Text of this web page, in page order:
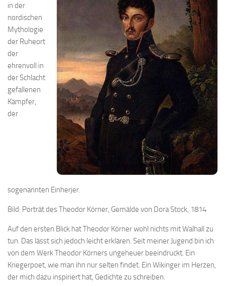
in der
nordischen
Mythologie
der Ruheort
der
ehrenvoll in
der Schlacht
gefallenen
Kämpfer,
der
sogenannten Einherjer.
Bild: Porträt des Theodor Körner, Gemälde von Dora Stock, 1814
Auf den ersten Blick hat Theodor Körner wohl nichts mit Walhall zu
tun. Das lässt sich jedoch leicht erklären. Seit meiner Jugend bin ich
von dem Werk Theodor Körners ungeheuer beeindruckt. Ein
Kriegerpoet, wie man ihn nur selten findet. Ein Wikinger im Herzen,
der mich dazu inspiriert hat, Gedichte zu schreiben.